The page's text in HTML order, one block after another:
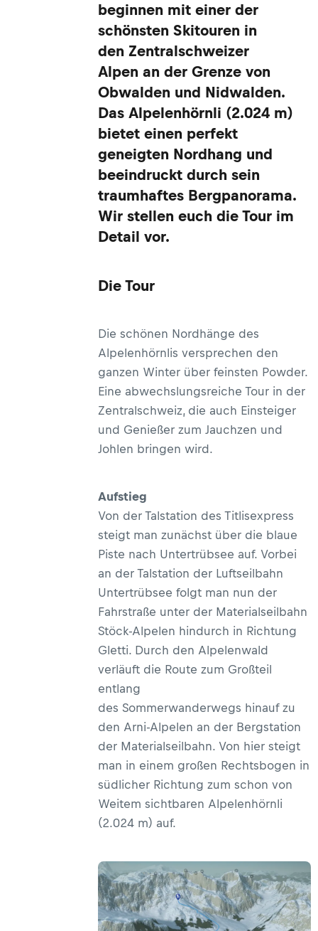
beginnen mit einer der
schönsten Skitouren in
den Zentralschweizer
Alpen an der Grenze von
Obwalden und Nidwalden.
Das Alpelenhörnli (2.024 m)
bietet einen perfekt
geneigten Nordhang und
beeindruckt durch sein
traumhaftes Bergpanorama.
Wir stellen euch die Tour im
Detail vor.
Die Tour
Die schönen Nordhänge des
Alpelenhörnlis versprechen den
ganzen Winter über feinsten Powder.
Eine abwechslungsreiche Tour in der
Zentralschweiz, die auch Einsteiger
und Genießer zum Jauchzen und
Johlen bringen wird.
Aufstieg
Von der Talstation des Titlisexpress
steigt man zunächst über die blaue
Piste nach Untertrübsee auf. Vorbei
an der Talstation der Luftseilbahn
Untertrübsee folgt man nun der
Fahrstraße unter der Materialseilbahn
Stöck-Alpelen hindurch in Richtung
Gletti. Durch den Alpelenwald
verläuft die Route zum Großteil
entlang
des Sommerwanderwegs hinauf zu
den Arni-Alpelen an der Bergstation
der Materialseilbahn. Von hier steigt
man in einem großen Rechtsbogen in
südlicher Richtung zum schon von
Weitem sichtbaren Alpelenhörnli
(2.024 m) auf.